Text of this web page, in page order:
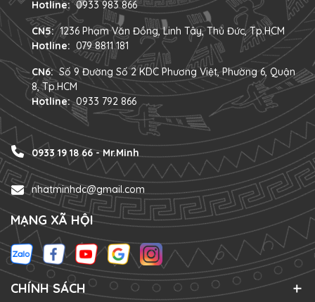
Hotline: 0933 983 866
CN5: 1236 Phạm Văn Đồng, Linh Tây, Thủ Đức, Tp.HCM
Hotline: 079 8811 181
CN6: Số 9 Đường Số 2 KDC Phương Việt, Phường 6, Quận
8, Tp.HCM
Hotline: 0933 792 866
0933 19 18 66 - Mr.Minh
nhatminhdc@gmail.com
MẠNG XÃ HỘI
CHÍNH SÁCH